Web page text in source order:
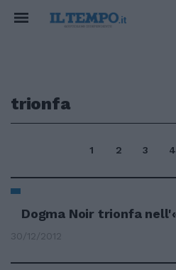
trionfa
1 2 3 4
Dogma Noir trionfa
30/12/2012